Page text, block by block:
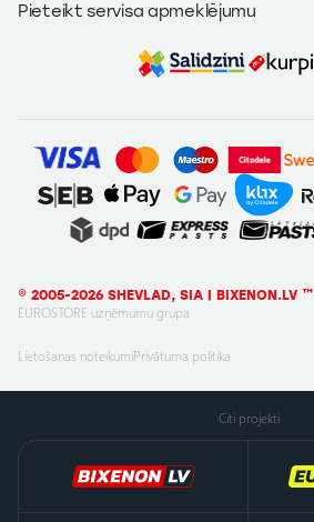
Pieteikt servisa apmeklējumu
© 2005-2026 SHEVLAD, SIA | BIXENON.LV ™
EUROSTORE uzņēmumu grupa
Lietošanas noteikumiPrivātuma politika
Citi projekti